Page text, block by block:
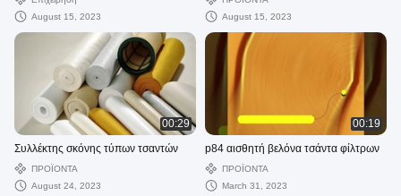
August 15, 2023
August 15, 2023
00:29
Συλλέκτης σκόνης τύπων τσαντών
ΠΡΟΪΟΝΤΑ
August 24, 2023
00:19
p84 αισθητή βελόνα τσάντα φίλτρων
ΠΡΟΪΟΝΤΑ
March 31, 2023